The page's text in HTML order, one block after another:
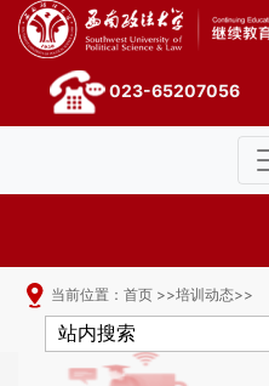
023-65207056
当前位置： 首页 >>培训动态>>